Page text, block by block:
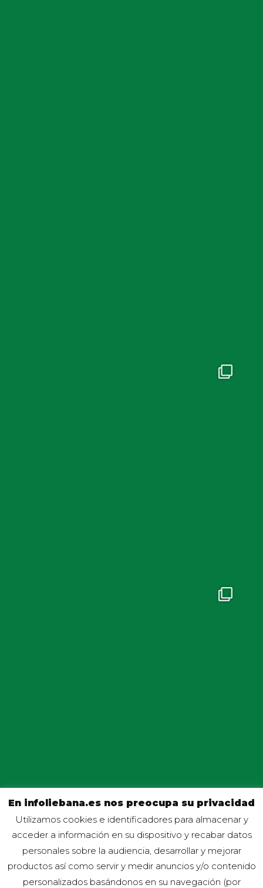
¡Síguenos en Instagram!
En infoliebana.es nos preocupa su privacidad
Utilizamos cookies e identificadores para almacenar y
acceder a información en su dispositivo y recabar datos
personales sobre la audiencia, desarrollar y mejorar
productos así como servir y medir anuncios y/o contenido
personalizados basándonos en su navegación (por